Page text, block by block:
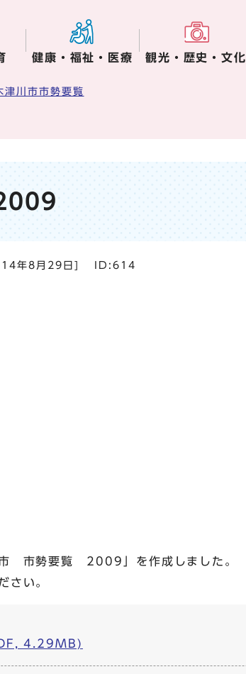
健康・福祉・医療 観光・歴史・文化
津川市市勢要覧
年8月29日 ID:614
市 市勢要覧 2009」を作成しました。
さい。
4.29MB)